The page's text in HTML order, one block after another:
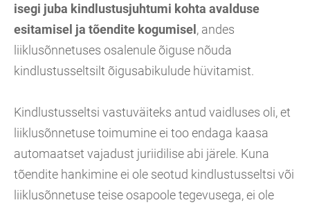
isegi juba kindlustusjuhtumi kohta avalduse
esitamisel ja tõendite kogumisel, andes
liiklusõnnetuses osalenule õiguse nõuda
kindlustusseltsilt õigusabikulude hüvitamist.
Kindlustusseltsi vastuväiteks antud vaidluses oli, et
liiklusõnnetuse toimumine ei too endaga kaasa
automaatset vajadust juriidilise abi järele. Kuna
tõendite hankimine ei ole seotud kindlustusseltsi või
liiklusõnnetuse teise osapoole tegevusega, ei ole